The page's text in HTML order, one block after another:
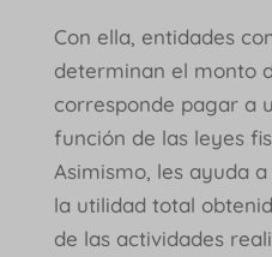
Con ella, entidades
determinan el monto
corresponde pagar a
función de las leyes
Asimismo, les ayuda
la utilidad total
de las actividades